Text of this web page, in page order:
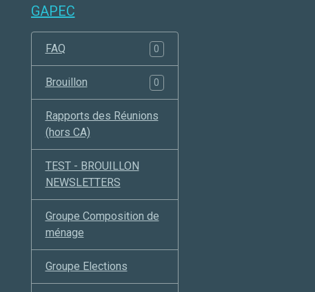
GAPEC
FAQ 0
Brouillon 0
Rapports des Réunions
(hors CA)
TEST - BROUILLON
NEWSLETTERS
Groupe Composition de
ménage
Groupe Elections